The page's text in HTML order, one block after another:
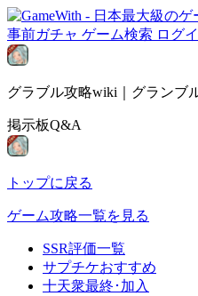
事前ガチャ ゲーム検索 ログ
グラブル攻略wiki｜グランブ
掲示板Q&A
トップに戻る
ゲーム攻略一覧を見る
SSR評価一覧
サプチケおすすめ
十天衆最終･加入